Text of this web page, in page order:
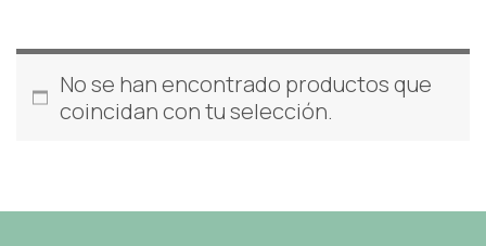
No se han encontrado productos que
coincidan con tu selección.